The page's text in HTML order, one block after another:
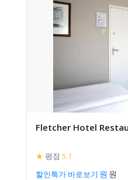
Fletcher Hotel
★ 평점 5.1
할인특가 바로보기